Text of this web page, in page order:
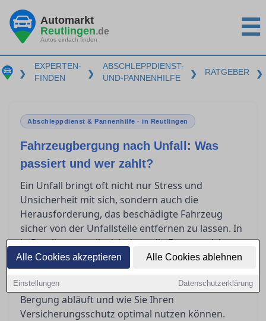
Alle Cookies akzeptieren Alle Cookies ablehnen
Einstellungen Datenschutzerklärung
Automarkt
Reutlingen.de
Autos einfach finden ☰
❯
EXPERTEN-
FINDEN
❯
ABSCHLEPPDIENST-
UND-PANNENHILFE
❯ RATGEBER ❯
Abschleppdienst & Pannenhilfe · in Reutlingen
Fahrzeugbergung nach Unfall: Was
passiert und wer zahlt?
Ein Unfall bringt oft nicht nur Stress und
Unsicherheit mit sich, sondern auch die
Herausforderung, das beschädigte Fahrzeug
sicher von der Unfallstelle entfernen zu lassen. In
in Reutlingen stellt sich dann die Frage, welche
Versicherung welche Kosten übernimmt und
welche Schritte zu beachten sind. Dieser Ratgeber
bietet Orientierung, damit Sie wissen, was bei der
Bergung abläuft und wie Sie Ihren
Versicherungsschutz optimal nutzen können.